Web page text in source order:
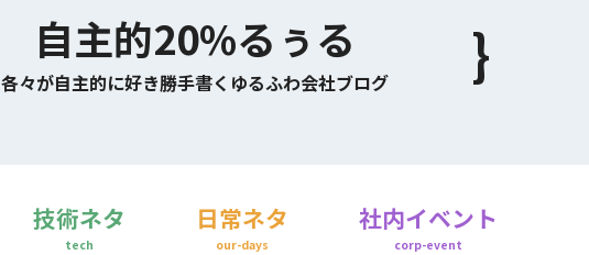
自主的20%るぅる
各々が自主的に好き勝手書くゆるふわ会社ブログ
技術ネタ
tech
日常ネタ
our-days
社内イベント
corp-event